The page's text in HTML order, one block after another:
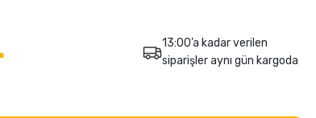
13:00’a kadar verilen
siparişler aynı gün kargoda